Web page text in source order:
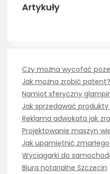
Artykuły
Czy można wycofać
Jak można zrobić patent?
Namiot sferyczny
Jak sprzedawać
Reklama adwokata jak
Projektowanie maszyn
Jak upamiętnić
Wyciągarki do
Biura notarialne Szczecin